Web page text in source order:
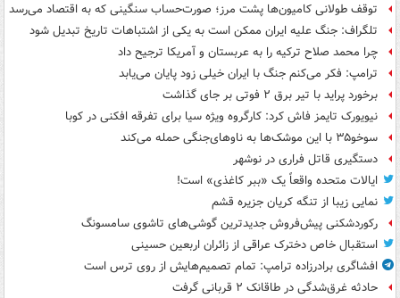
توقف طولانی کامیون‌ها پشت مرز؛ صورت‌حساب سنگینی که به اقتصاد می‌رسد
تلگراف: جنگ علیه ایران ممکن است به یکی از اشتباهات تاریخ تبدیل شود
چرا محمد صلاح ترکیه را به عربستان و آمریکا ترجیح داد
ترامپ: فکر می‌کنم جنگ با ایران خیلی زود پایان می‌یابد
برخورد پراید با تیر برق ۲ فوتی بر جای گذاشت
نیویورک تایمز فاش کرد: کارگروه ویژه سیا برای تفرقه افکنی در کوبا
سوخو۳۵ با این موشک‌ها به ناوهای‌جنگی حمله می‌کند
دستگیری قاتل فراری در نوشهر
ایالات متحده واقعاً یک «ببر کاغذی» است!
نمایی زیبا از تنگه کریان جزیره قشم
رکوردشکنی پیش‌فروش جدیدترین گوشی‌های تاشوی سامسونگ
استقبال خاص دخترک عراقی از زائران اربعین حسینی
افشاگری برادرزاده ترامپ: تمام تصمیم‌هایش از روی ترس است
حادثه غرق‌شدگی در طاقانک ۲ قربانی گرفت